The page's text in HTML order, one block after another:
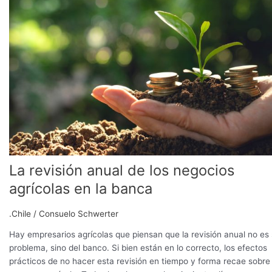
La revisión anual de los negocios
agrícolas en la banca
.Chile / Consuelo Schwerter
Hay empresarios agrícolas que piensan que la revisión anual no es
problema, sino del banco. Si bien están en lo correcto, los efectos
prácticos de no hacer esta revisión en tiempo y forma recae sobre
anual
de
los
negocios
agrícolas
en
la